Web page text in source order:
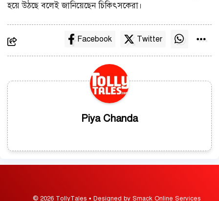
হয়ে উঠছে বলেই জানিয়েছেন চিকিৎসকেরা।
Facebook Twitter
Piya Chanda
© 2026 TollyTales • Designed by Smack Online Services